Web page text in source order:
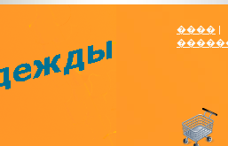
���� |